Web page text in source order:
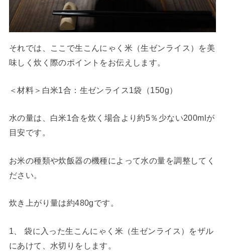
それでは、ここで生こんにゃく米（生ゼンライス）を美
味しく炊く際のポイントをお伝えします。
＜材料＞白米1合：生ゼンライス1袋（150g）
水の量は、白米1合を炊く場合より約5％少ない200mlが
目安です。
お米の種類や炊飯器の機種によって水の量を調整してく
ださい。
炊き上がり量は約480gです。
1、 袋に入った生こんにゃく米（生ゼンライス）をザル
にあけて、水切りをします。